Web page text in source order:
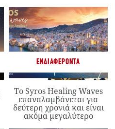
ΕΝΔΙΑΦΈΡΟΝΤΑ
Το Syros Healing Waves
επαναλαμβάνεται για
δεύτερη χρονιά και είναι
ακόμα μεγαλύτερο